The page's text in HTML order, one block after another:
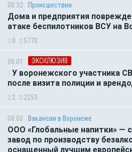
08:32 Происшествия
Дома и предприятия
атаке беспилотников ВСУ на
0 5770
08:01 ЭКСКЛЮЗИВ
У воронежского участника
после визита полиции и
2 2253
08:00 Вакансии в Воронеже
ООО «Глобальные напитки» —
завод по производству
оснащенный лучшим